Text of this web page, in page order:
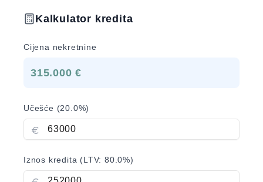
Kalkulator kredita
Cijena nekretnine
315.000 €
Učešće (20.0%)
Iznos kredita (LTV:80.0%)